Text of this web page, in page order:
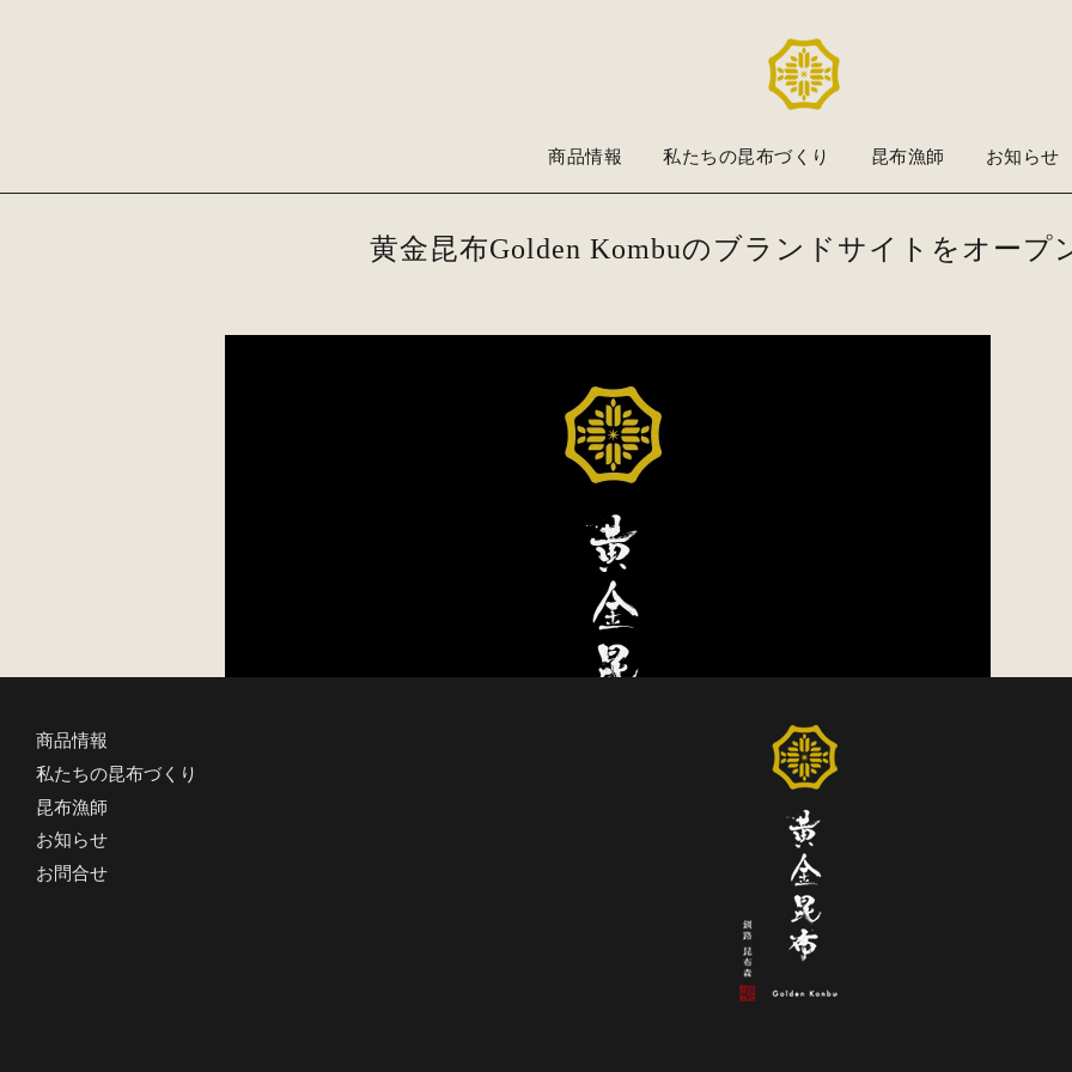
商品情報 私たちの昆布づくり 昆布漁師 お知らせ
黄金昆布Golden Kombuのブランドサイトをオープ
日本一の天然昆布の産地、釧路町昆布森で採れる長昆布。私たちの昆布づくりへの想いやこだわり、アイヌ時代からずっとこの
商品情報
私たちの昆布づくり
昆布漁師
お知らせ
お問合せ